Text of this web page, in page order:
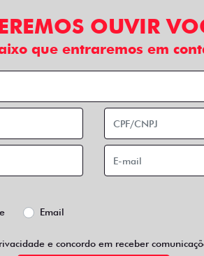
OUVIR
que entraremos em
Email
e concordo em receber